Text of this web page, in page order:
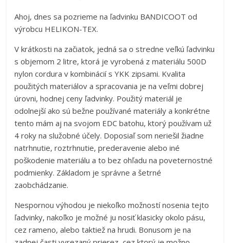
Ahoj, dnes sa pozrieme na ľadvinku BANDICOOT od
výrobcu HELIKON-TEX.
V krátkosti na začiatok, jedná sa o stredne veľkú ľadvinku
s objemom 2 litre, ktorá je vyrobená z materiálu 500D
nylon cordura v kombinácií s YKK zipsami. Kvalita
použitých materiálov a spracovania je na veľmi dobrej
úrovni, hodnej ceny ľadvinky. Použitý materiál je
odolnejší ako sú bežne používané materiály a konkrétne
tento mám aj na svojom EDC batohu, ktorý používam už
4 roky na služobné účely. Doposiaľ som neriešil žiadne
natrhnutie, roztrhnutie, prederavenie alebo iné
poškodenie materiálu a to bez ohľadu na poveternostné
podmienky. Základom je správne a šetrné
zaobchádzanie.
Nespornou výhodou je niekoľko možností nosenia tejto
ľadvinky, nakoľko je možné ju nosiť klasicky okolo pásu,
cez rameno, alebo taktiež na hrudi. Bonusom je na